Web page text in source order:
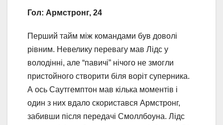
Гол: Армстронг, 24
Перший тайм між командами був доволі
рівним. Невелику перевагу мав Лідс у
володінні, але “павичі” нічого не змогли
пристойного створити біля воріт суперника.
А ось Саутгемптон мав кілька моментів і
один з них вдало скористався Армстронг,
забивши після передачі Смоллбоуна. Лідс